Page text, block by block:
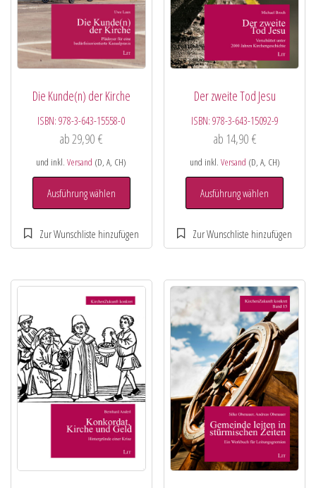
Die Kunde(n) der Kirche
ISBN:978-3-643-15558-0
ab29,90€
und inkl.Versand (D, A, CH)
Ausführung wählen
Der zweite Tod Jesu
ISBN: 978-3-643-15092-9
ab 14,90 €
und inkl. Versand (D, A, CH)
Ausführung wählen